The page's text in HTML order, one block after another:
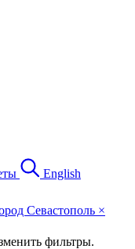
English
Севастополь ×
фильтры.